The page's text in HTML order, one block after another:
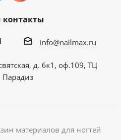
info@nailmax.ru
д. 6к1, оф.109, ТЦ
Парадиз
материалов для ногтей